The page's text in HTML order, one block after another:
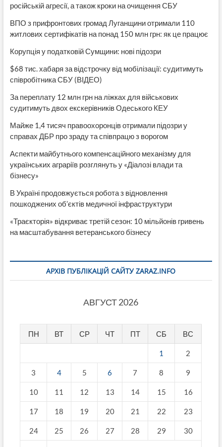
російській агресії, а також кроки на очищення СБУ
ВПО з прифронтових громад Луганщини отримали 110
житлових сертифікатів на понад 150 млн грн: як це працює
Корупція у податковій Сумщини: нові підозри
$68 тис. хабаря за відстрочку від мобілізації: судитимуть
співробітника СБУ (ВІДЕО)
За переплату 12 млн грн на ліжках для військових
судитимуть двох екскерівників Одеського КЕУ
Майже 1,4 тисяч правоохоронців отримали підозри у
справах ДБР про зраду та співпрацю з ворогом
Аспекти майбутнього компенсаційного механізму для
українських аграріїв розглянуть у «Діалозі влади та
бізнесу»
В Україні продовжується робота з відновлення
пошкоджених об’єктів медичної інфраструктури
«Траєкторія» відкриває третій сезон: 10 мільйонів гривень
на масштабування ветеранського бізнесу
АРХІВ ПУБЛІКАЦІЙ САЙТУ ZARAZ.INFO
АВГУСТ 2026
ПН ВТ СР ЧТ ПТ СБ ВС
1 2
3 4 5 6 7 8 9
10 11 12 13 14 15 16
17 18 19 20 21 22 23
24 25 26 27 28 29 30